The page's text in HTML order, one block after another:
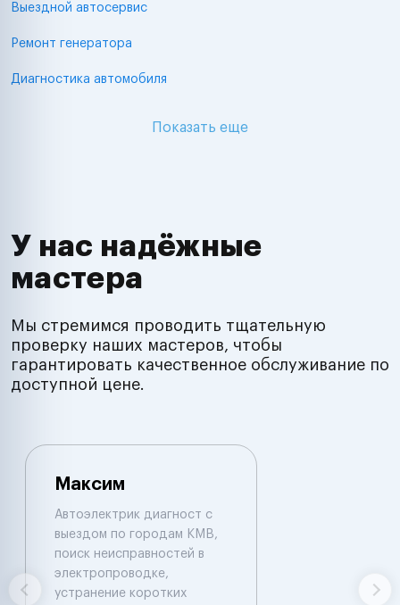
Выездной автосервис
Ремонт генератора
Диагностика автомобиля
Показать еще
У нас надёжные
мастера
Мы стремимся проводить тщательную
проверку наших мастеров, чтобы
гарантировать качественное обслуживание по
доступной цене.
Максим
Автоэлектрик диагност с
выездом по городам КМВ,
поиск неисправностей в
электропроводке,
устранение коротких